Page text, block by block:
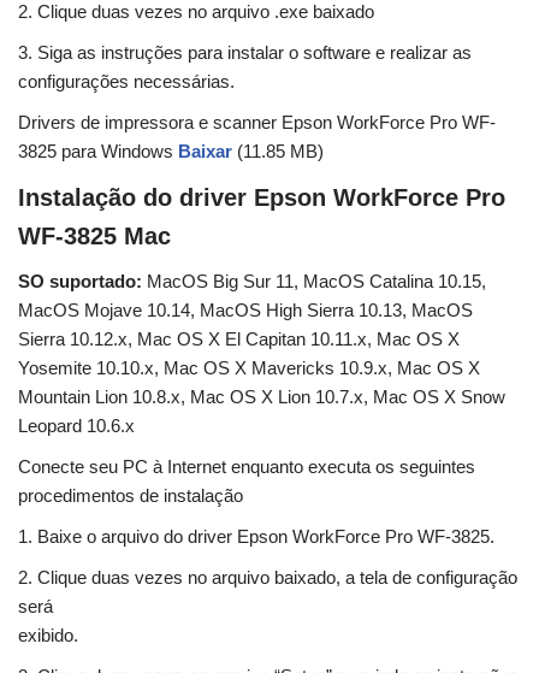
2. Clique duas vezes no arquivo .exe baixado
3. Siga as instruções para instalar o software e realizar as
configurações necessárias.
Drivers de impressora e scanner Epson WorkForce Pro WF-
3825 para Windows Baixar (11.85 MB)
Instalação do driver Epson WorkForce Pro
WF-3825 Mac
SO suportado: MacOS Big Sur 11, MacOS Catalina 10.15,
MacOS Mojave 10.14, MacOS High Sierra 10.13, MacOS
Sierra 10.12.x, Mac OS X El Capitan 10.11.x, Mac OS X
Yosemite 10.10.x, Mac OS X Mavericks 10.9.x, Mac OS X
Mountain Lion 10.8.x, Mac OS X Lion 10.7.x, Mac OS X Snow
Leopard 10.6.x
Conecte seu PC à Internet enquanto executa os seguintes
procedimentos de instalação
1. Baixe o arquivo do driver Epson WorkForce Pro WF-3825.
2. Clique duas vezes no arquivo baixado, a tela de configuração
será
exibido.